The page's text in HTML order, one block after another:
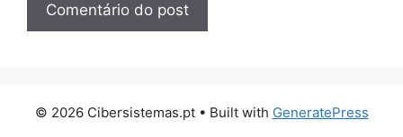
© 2026 Cibersistemas.pt• Built with GeneratePress